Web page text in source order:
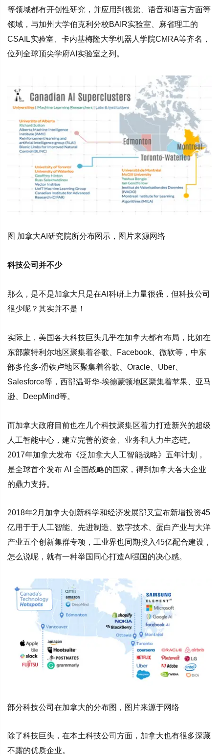
等领域都有开创性研究，并应用到视觉、语音和语言方面等
领域，与加州大学伯克利分校BAIR实验室、麻省理工的
CSAIL实验室、卡内基梅隆大学机器人学院CMRA等齐名，
位列全球顶尖学府AI实验室之列。
图 加拿大AI研究院所分布图示，图片来源网络
科技公司并不少
那么，是不是加拿大只是在AI科研上力量很强，但科技公司
很少呢？其实并不是！
实际上，美国各大科技巨头几乎在加拿大都有布局，比如在
东部蒙特利尔地区聚集着谷歌、Facebook、微软等，中东
部多伦多-滑铁卢地区聚集着谷歌、Oracle、Uber、
Salesforce等，西部温哥华-埃德蒙顿地区聚集着苹果、亚马
逊、DeepMind等。
而加拿大政府目前也在几个科技聚集区着力打造新兴的超级
人工智能中心，建立完善的资金、业务和人力生态链。
2017年加拿大发布《泛加拿大人工智能战略》五年计划，
是全球首个发布 AI 全国战略的国家，得到加拿大各大企业
的鼎力支持。
2018年2月加拿大创新科学和经济发展部又宣布新增投资45
亿用于于人工智能、先进制造、数字技术、蛋白产业与大洋
产业五个创新集群专项，工业界也同期投入45亿配合建设，
怎么说呢，就有一种举国同心打造AI强国的决心感。
部分科技公司在加拿大的分布图，图片来源于网络
除了科技巨头，在本土科技公司方面，加拿大也有很多深藏
不露的优质企业。